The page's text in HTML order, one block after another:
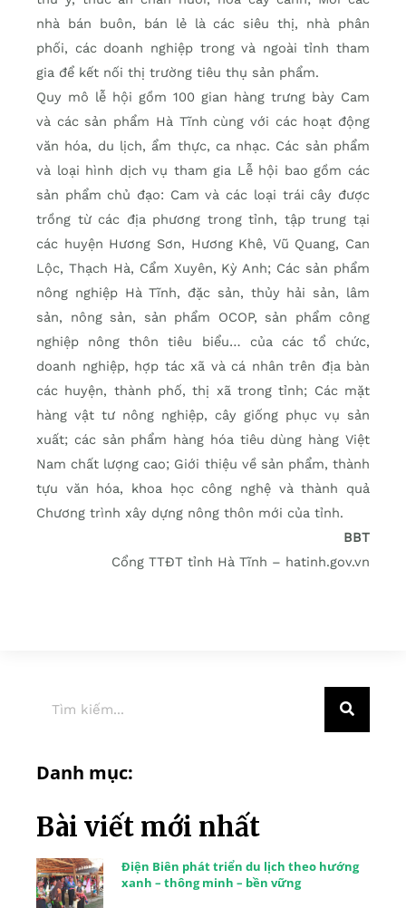
nhà bán buôn, bán lẻ là các siêu thị, nhà phân
phối, các doanh nghiệp trong và ngoài tỉnh tham
gia để kết nối thị trường tiêu thụ sản phẩm.
Quy mô lễ hội gồm 100 gian hàng trưng bày Cam
và các sản phẩm Hà Tĩnh cùng với các hoạt động
văn hóa, du lịch, ẩm thực, ca nhạc. Các sản phẩm
và loại hình dịch vụ tham gia Lễ hội bao gồm các
sản phẩm chủ đạo: Cam và các loại trái cây được
trồng từ các địa phương trong tỉnh, tập trung tại
các huyện Hương Sơn, Hương Khê, Vũ Quang, Can
Lộc, Thạch Hà, Cẩm Xuyên, Kỳ Anh; Các sản phẩm
nông nghiệp Hà Tĩnh, đặc sản, thủy hải sản, lâm
sản, nông sản, sản phẩm OCOP, sản phẩm công
nghiệp nông thôn tiêu biểu… của các tổ chức,
doanh nghiệp, hợp tác xã và cá nhân trên địa bàn
các huyện, thành phố, thị xã trong tỉnh; Các mặt
hàng vật tư nông nghiệp, cây giống phục vụ sản
xuất; các sản phẩm hàng hóa tiêu dùng hàng Việt
Nam chất lượng cao; Giới thiệu về sản phẩm, thành
tựu văn hóa, khoa học công nghệ và thành quả
Chương trình xây dựng nông thôn mới của tỉnh.
BBT
Cổng TTĐT tỉnh Hà Tĩnh – hatinh.gov.vn
Danh mục:
Bài viết mới nhất
Điện Biên phát triển du lịch theo hướng
xanh – thông minh – bền vững